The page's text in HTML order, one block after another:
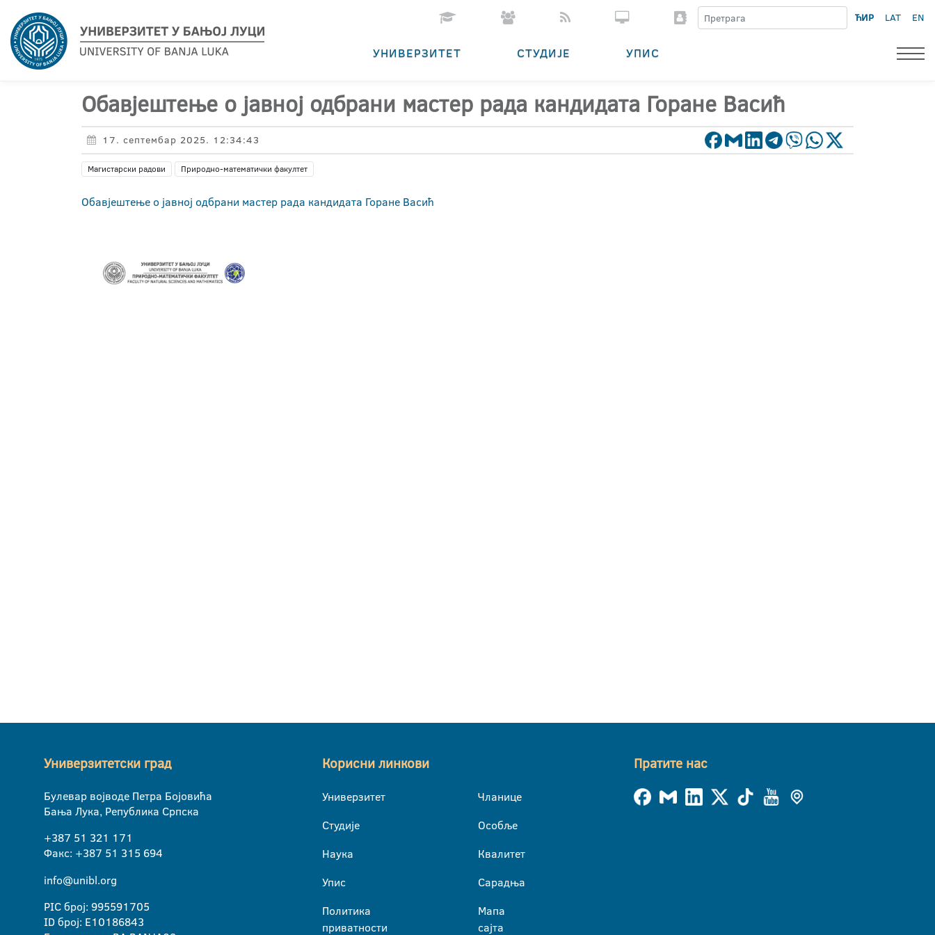
ЋИР LAT EN
УНИВЕРЗИТЕТ СТУДИЈЕ УПИС
Обавјештење о јавној одбрани мастер рада кандидата Горане Васић
17. септембар 2025. 12:34:43
Магистарски радови Природно-математички факултет
Обавјештење о јавној одбрани мастер рада кандидата Горане Васић
Универзитетски град
Булевар војводе Петра Бојовића
Бања Лука, Република Српска
+387 51 321 171
Факс: +387 51 315 694
info@unibl.org
PIC број: 995591705
ID број: E10186843
Корисни линкови
Универзитет
Студије
Наука
Упис
Политика
приватности
Чланице
Особље
Квалитет
Сарадња
Мапа
сајта
Пратите нас